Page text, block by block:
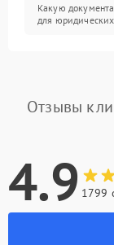
Какую
для
Отзывы
4.9 1799